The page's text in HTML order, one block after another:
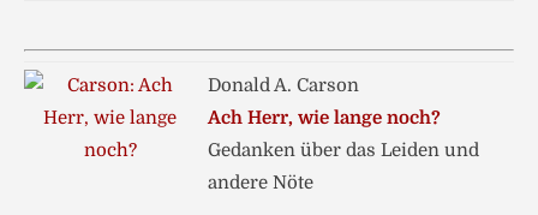
Donald A. Carson
Ach Herr, wie lange noch?
Gedanken über das Leiden und
andere Nöte